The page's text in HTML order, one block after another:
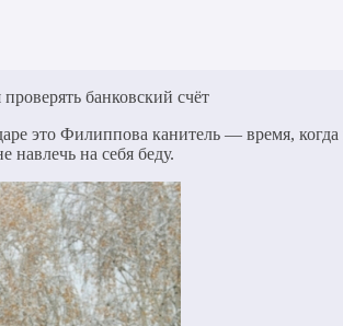
банковский счёт
это Филиппова канитель — время,
на себя беду.